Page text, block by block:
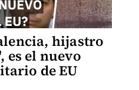
hijastro
es el nuevo
de EU